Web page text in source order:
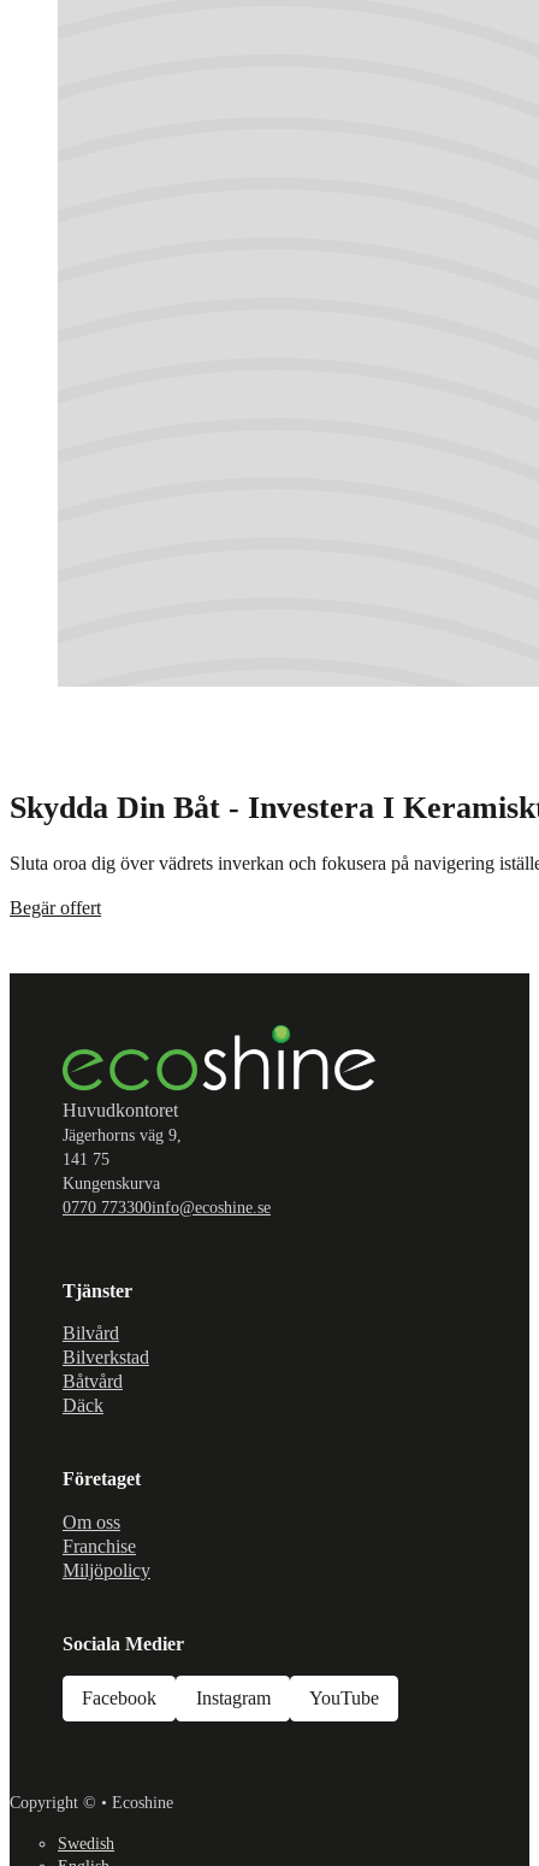
Skydda Din Båt - Investera I
Sluta oroa dig över vädrets inverkan och fokusera på navigering
Begär offert
Huvudkontoret
Jägerhorns väg 9,
141 75
Kungenskurva
0770 773300info@ecoshine.se
Tjänster
Bilvård
Bilverkstad
Båtvård
Däck
Företaget
Om oss
Franchise
Miljöpolicy
Sociala Medier
Facebook Instagram YouTube
Copyright © • Ecoshine
Swedish